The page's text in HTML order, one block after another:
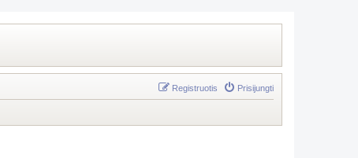
Prisijungti
Registruotis